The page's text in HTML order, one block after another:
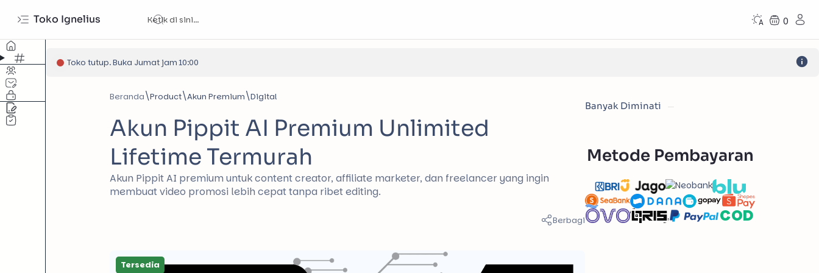
Toko Ignelius 0
Toko tutup. Buka Jumat jam 10:00
Beranda Product Akun Premium Digital
Akun Pippit AI Premium Unlimited
Lifetime Termurah
Akun Pippit AI premium untuk content creator, affiliate marketer, dan freelancer yang ingin
membuat video promosi lebih cepat tanpa ribet editing.
Tersedia
Banyak Diminati
Metode Pembayaran
COD